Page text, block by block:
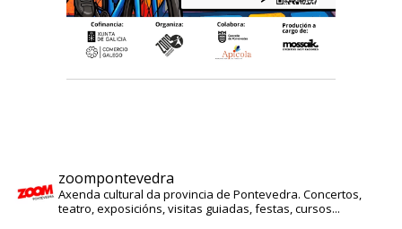
zoompontevedra
Axenda cultural da provincia de Pontevedra. Concertos,
teatro, exposicións, visitas guiadas, festas, cursos...